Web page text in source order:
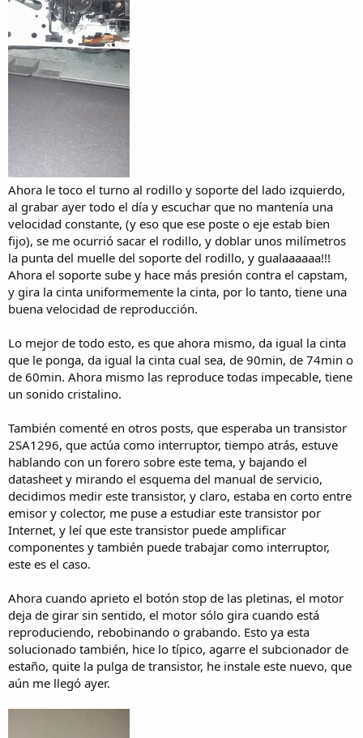
Ahora le toco el turno al rodillo y soporte del lado izquierdo,
al grabar ayer todo el día y escuchar que no mantenía una
velocidad constante, (y eso que ese poste o eje estab bien
fijo), se me ocurrió sacar el rodillo, y doblar unos milímetros
la punta del muelle del soporte del rodillo, y gualaaaaaa!!!
Ahora el soporte sube y hace más presión contra el capstam,
y gira la cinta uniformemente la cinta, por lo tanto, tiene una
buena velocidad de reproducción.
Lo mejor de todo esto, es que ahora mismo, da igual la cinta
que le ponga, da igual la cinta cual sea, de 90min, de 74min o
de 60min. Ahora mismo las reproduce todas impecable, tiene
un sonido cristalino.
También comenté en otros posts, que esperaba un transistor
2SA1296, que actúa como interruptor, tiempo atrás, estuve
hablando con un forero sobre este tema, y bajando el
datasheet y mirando el esquema del manual de servicio,
decidimos medir este transistor, y claro, estaba en corto entre
emisor y colector, me puse a estudiar este transistor por
Internet, y leí que este transistor puede amplificar
componentes y también puede trabajar como interruptor,
este es el caso.
Ahora cuando aprieto el botón stop de las pletinas, el motor
deja de girar sin sentido, el motor sólo gira cuando está
reproduciendo, rebobinando o grabando. Esto ya esta
solucionado también, hice lo típico, agarre el subcionador de
estaño, quite la pulga de transistor, he instale este nuevo, que
aún me llegó ayer.